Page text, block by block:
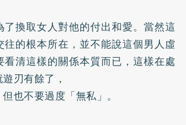
了換取女人對他的付出和愛。當然這
往的根本所在，並不能說這個男人虛
看清這樣的關係本質而已，這樣在處
刃有餘了，
也不要過度「無私」。